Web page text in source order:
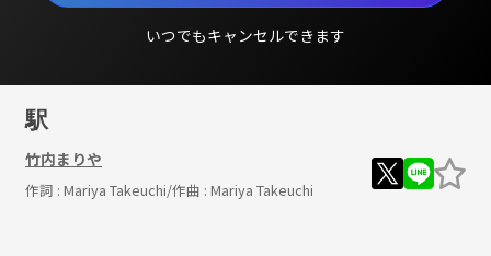
いつでもキャンセルできます
駅
竹内まりや
作詞 : Mariya Takeuchi/作曲 : Mariya Takeuchi